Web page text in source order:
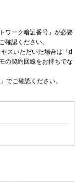
ワーク暗証番号」が必要
確認ください。
スいただいた場合は「d
の契約回線をお持ちでな
」でご確認ください。